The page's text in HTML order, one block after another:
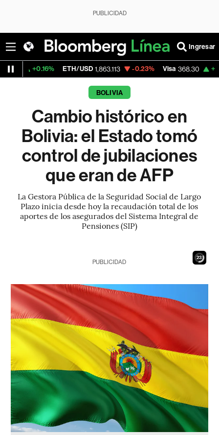
PUBLICIDAD
Ingresar
ETH/USD 1,863.113 -0.23% Visa 368.30 +0.72%
BOLIVIA
Cambio histórico en
Bolivia: el Estado tomó
control de jubilaciones
que eran de AFP
La Gestora Pública de la Seguridad Social de Largo
Plazo inicia desde hoy la recaudación total de los
aportes de los asegurados del Sistema Integral de
Pensiones (SIP)
21
PUBLICIDAD